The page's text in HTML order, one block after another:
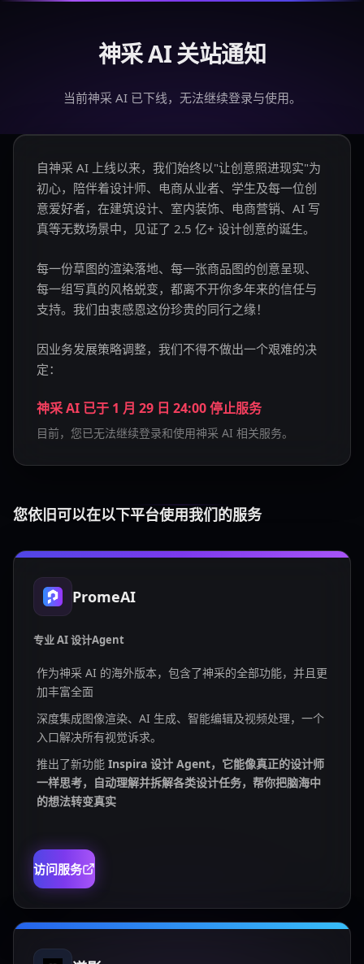
神采 AI 关站通知
当前神采 AI 已下线，无法继续登录与使用。
自神采 AI 上线以来，我们始终以"让创意照进现实"为
初心，陪伴着设计师、电商从业者、学生及每一位创
意爱好者，在建筑设计、室内装饰、电商营销、AI 写
真等无数场景中，见证了 2.5 亿+ 设计创意的诞生。
每一份草图的渲染落地、每一张商品图的创意呈现、
每一组写真的风格蜕变，都离不开你多年来的信任与
支持。我们由衷感恩这份珍贵的同行之缘！
因业务发展策略调整，我们不得不做出一个艰难的决
定：
神采 AI 已于 1 月 29 日 24:00 停止服务
目前，您已无法继续登录和使用神采 AI 相关服务。
您依旧可以在以下平台使用我们的服务
PromeAI
专业 AI 设计Agent
作为神采 AI 的海外版本，包含了神采的全部功能，并且更
加丰富全面
深度集成图像渲染、AI 生成、智能编辑及视频处理，一个
入口解决所有视觉诉求。
推出了新功能 Inspira 设计 Agent，它能像真正的设计师
一样思考，自动理解并拆解各类设计任务，帮你把脑海中
的想法转变真实
访问服务